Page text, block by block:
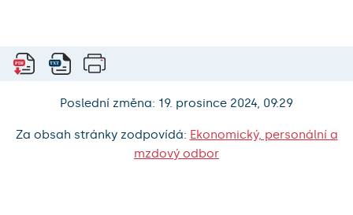
Poslední změna: 19. prosince 2024, 09:29
Za obsah stránky zodpovídá: Ekonomický, personální a
mzdový odbor